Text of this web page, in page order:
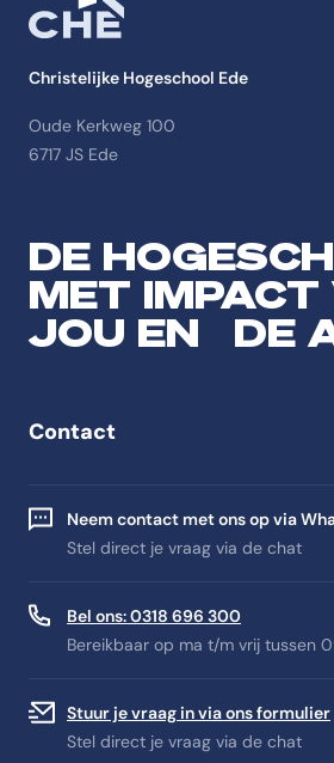
Christelijke Hogeschool Ede
Oude Kerkweg 100
6717 JS Ede
DE
MET IMPACT
JOU EN DE
Contact
Neem contact met ons op via
Stel direct je vraag via de chat
Bel ons: 0318 696 300
Bereikbaar op ma t/m vrij tussen
Stuur je vraag in via ons formulier
Stel direct je vraag via de chat